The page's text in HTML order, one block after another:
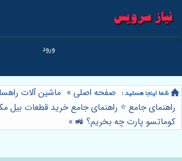
صفحه اصلی » ماشین آلات
راهنمای جامع ⭐️ راهنمای جامع خرید قطعات بیل
کوماتسو پارت چه بخریم؟ 🚜 »